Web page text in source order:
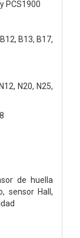
PCS1900
B13, B17,
N20, N25,
de huella
sensor Hall,